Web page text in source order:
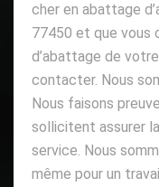
cher en abattage
77450 et que vous
d’abattage de
contacter. Nous
Nous faisons
sollicitent assurer
service. Nous
même pour un